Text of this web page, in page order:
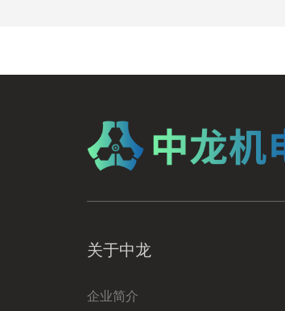
关于中龙
企业简介